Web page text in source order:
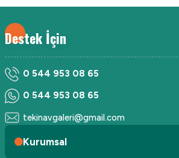
Destek İçin
0 544 953 08 65
0 544 953 08 65
tekinavgaleri@gmail.com
Kurumsal